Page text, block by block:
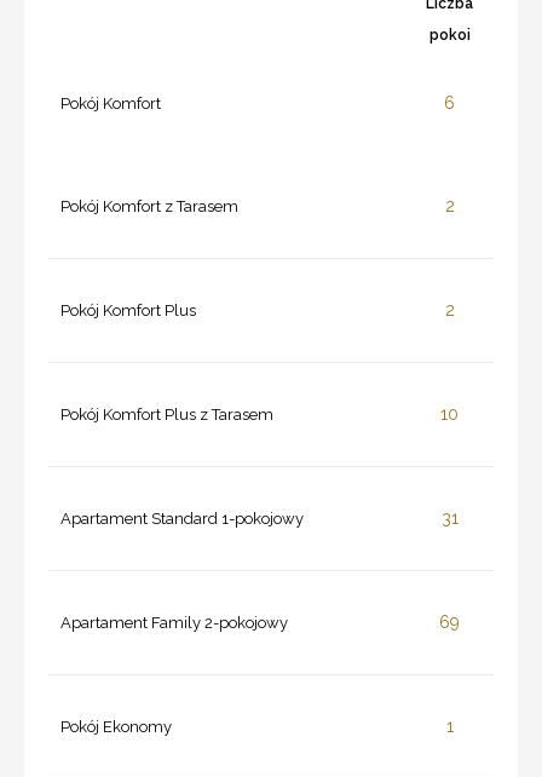
pokoi
Pokój Komfort 6
Pokój Komfort z Tarasem 2
Pokój Komfort Plus 2
Pokój Komfort Plus z Tarasem 10
Apartament Standard 1-pokojowy 31
Apartament Family 2-pokojowy 69
Pokój Ekonomy 1